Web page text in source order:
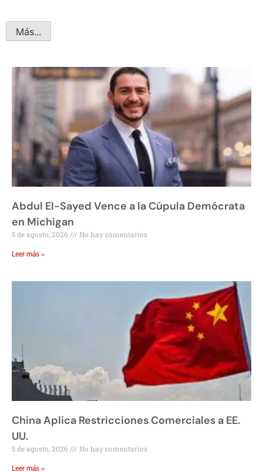
Más...
Abdul El-Sayed Vence a la Cúpula Demócrata
en Michigan
5 de agosto, 2026 No hay comentarios
Leer más »
China Aplica Restricciones Comerciales a EE.
UU.
5 de agosto, 2026 No hay comentarios
Leer más »